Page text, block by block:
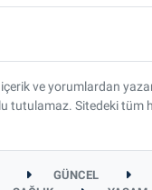
içerik ve yorumlardan
tutulamaz. Sitedeki tüm
GÜNCEL